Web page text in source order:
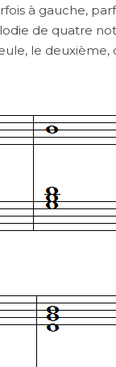
à gauche,
de quatre
le deuxième,